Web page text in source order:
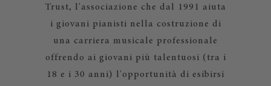
Trust, l'associazione che dal 1991 aiuta
i giovani pianisti nella costruzione di
una carriera musicale professionale
offrendo ai giovani più talentuosi (tra i
18 e i 30 anni) l'opportunità di esibirsi